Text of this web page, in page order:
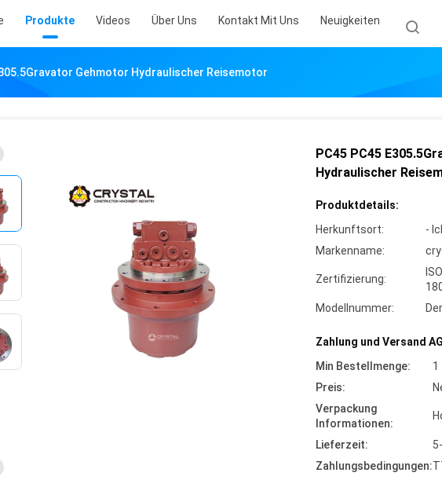
Produkte Videos Über Uns Kontakt Mit Uns Neuigkeiten
Gehmotor Hydraulischer Reisemotor
PC45 PC45
Hydraulischer
Produktdetails:
Herkunftsort:
-
Markenname:
Zertifizierung:
Modellnummer:
Zahlung und Versand
Min Bestellmenge:
1
Preis:
Verpackung
Informationen:
Lieferzeit:
Zahlungsbedingungen: